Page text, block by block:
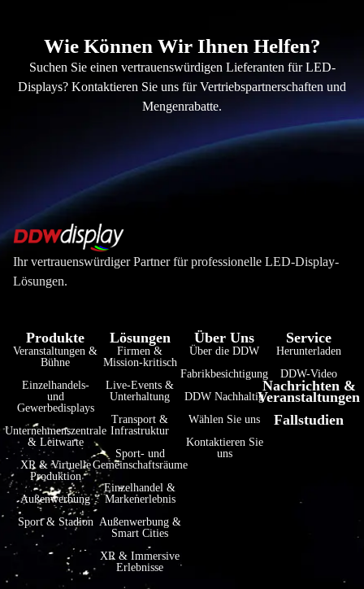
Wie Können Wir Ihnen Helfen?
Suchen Sie einen vertrauenswürdigen Lieferanten für LED-
Displays? Kontaktieren Sie uns für Vertriebspartnerschaften und
Mengenrabatte.
Ihr vertrauenswürdiger Partner für professionelle LED-Display-
Lösungen.
Produkte
Veranstaltungen &
Bühne
Einzelhandels-
und
Gewerbedisplays
Unternehmenszentrale
& Leitwarte
XR & Virtuelle
Produktion
Außenwerbung
Sport & Stadion
Lösungen
Firmen &
Mission-kritisch
Live-Events &
Unterhaltung
Transport &
Infrastruktur
Sport- und
Gemeinschaftsräume
Einzelhandel &
Markenerlebnis
Außenwerbung &
Smart Cities
XR & Immersive
Erlebnisse
Über Uns
Über die DDW
Fabrikbesichtigung
DDW Nachhaltig
Wählen Sie uns
Kontaktieren Sie
uns
Service
Herunterladen
DDW-Video
Nachrichten &
Veranstaltungen
Fallstudien